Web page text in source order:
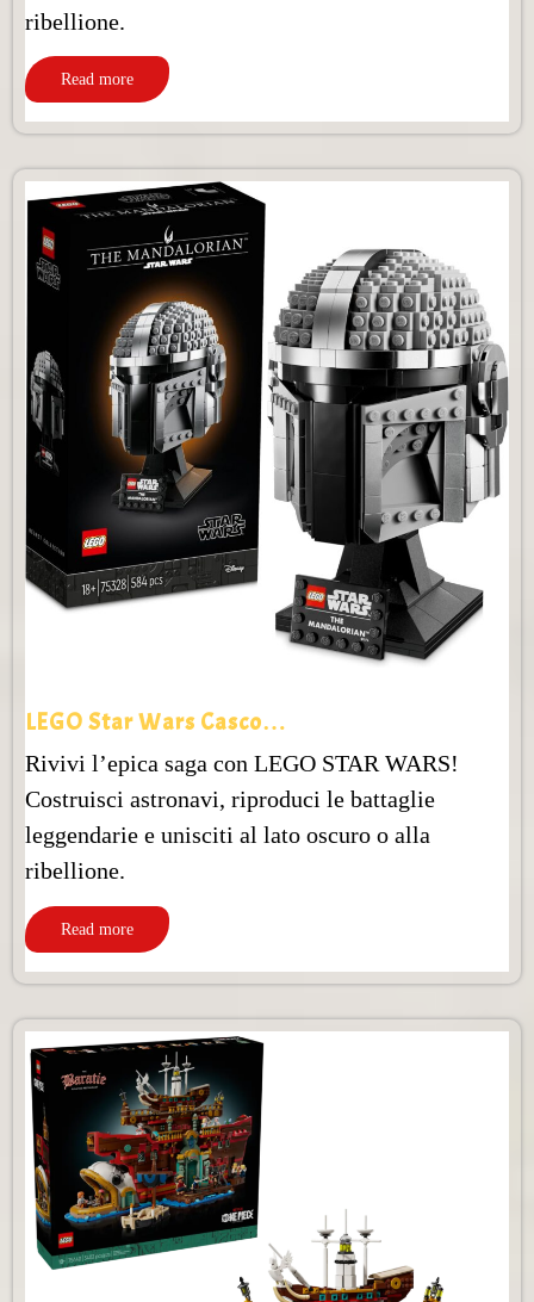
ribellione.
Read more
LEGO Star Wars Casco…
Rivivi l’epica saga con LEGO STAR WARS!
Costruisci astronavi, riproduci le battaglie
leggendarie e unisciti al lato oscuro o alla
ribellione.
Read more